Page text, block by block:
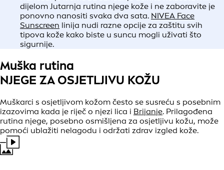
Započnite s Nježnim čišćenjem – blagi Sredstvo za
čišćenje uklonit će nečistoće, višak sebuma i ostatke
šminke bez uklanjanja prirodnih ulja i bez dodatne
iritacije.
Isprobajte proizvod bez parfema,
Water Soothingza osjetljivu kožu s kompleksom
aminokiselina i dekspantenolom, koji nježno Očistiti
umiruje.
2
Hidratantna njega: